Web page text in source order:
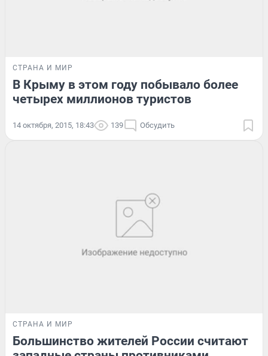
СТРАНА И МИР
В Крыму в этом году побывало более
четырех миллионов туристов
14 октября, 2015, 18:43 139 Обсудить
СТРАНА И МИР
Большинство жителей России считают